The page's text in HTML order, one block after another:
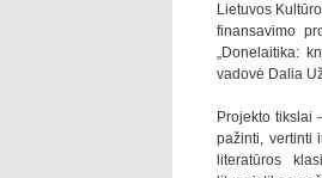
Lietuvos
finansavimo
„Donelaitika:
vadovė Dalia
Projekto tikslai
pažinti, vertinti
literatūros